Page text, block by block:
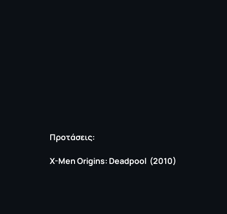
Προτάσεις:
X-Men Origins: Deadpool (2010)